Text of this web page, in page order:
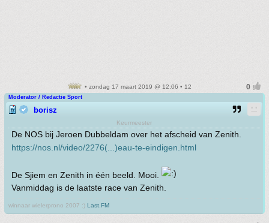
• zondag 17 maart 2019 @ 12:06 • 12
Moderator / Redactie Sport
borisz
Keurmeester
De NOS bij Jeroen Dubbeldam over het afscheid van Zenith.
https://nos.nl/video/2276(...)eau-te-eindigen.html
De Sjiem en Zenith in één beeld. Mooi.
Vanmiddag is de laatste race van Zenith.
winnaar wielerprono 2007 :) Last.FM